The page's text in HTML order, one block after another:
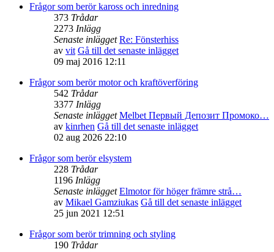
Frågor som berör kaross och inredning
373 Trådar
2273 Inlägg
Senaste inlägget Re: Fönsterhiss
av vit Gå till det senaste inlägget
09 maj 2016 12:11
Frågor som berör motor och kraftöverföring
542 Trådar
3377 Inlägg
Senaste inlägget Melbet Первый Депозит Промоко…
av kinrhen Gå till det senaste inlägget
02 aug 2026 22:10
Frågor som berör elsystem
228 Trådar
1196 Inlägg
Senaste inlägget Elmotor för höger främre strå…
av Mikael Gamziukas Gå till det senaste inlägget
25 jun 2021 12:51
Frågor som berör trimning och styling
190 Trådar